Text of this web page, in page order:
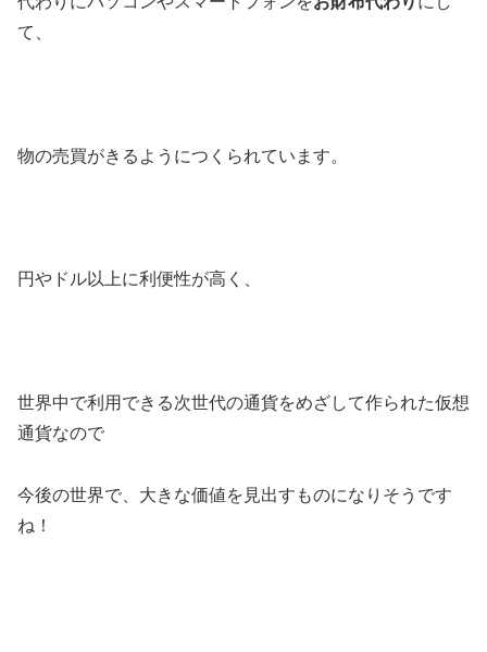
て、
物の売買がきるようにつくられています。
円やドル以上に利便性が高く、
世界中で利用できる次世代の通貨をめざして作られた仮想
通貨なので
今後の世界で、大きな価値を見出すものになりそうです
ね！